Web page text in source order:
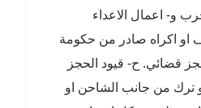
و- اعمال الاعداء
او اكراه صادر من حكومة
قضائي. ح- قيود الحجز
من جانب الشاحن او